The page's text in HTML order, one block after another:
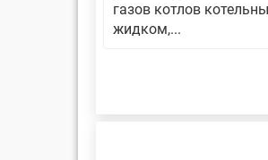
газов котлов
жидком,...